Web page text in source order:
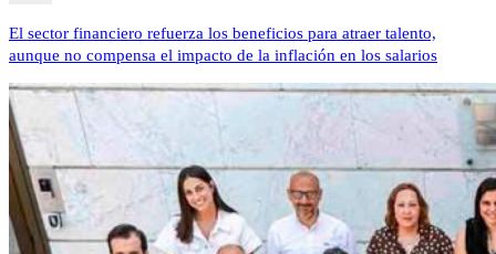
El sector financiero refuerza los beneficios para atraer talento,
aunque no compensa el impacto de la inflación en los salarios